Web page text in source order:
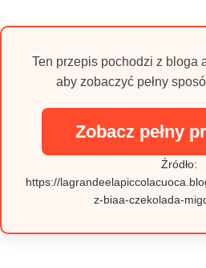
Ten przepis pochodzi z bloga
aby zobaczyć pełny
Zobacz pełny
Źródło:
https://
z-biaa-czekolada-